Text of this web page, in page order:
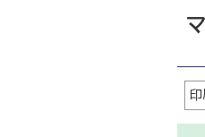
印